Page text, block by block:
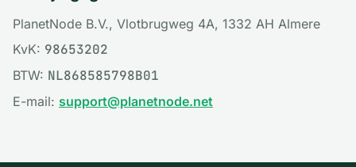
PlanetNode B.V., Vlotbrugweg 4A, 1332 AH Almere
KvK: 98653202
BTW: NL868585798B01
E-mail: support@planetnode.net